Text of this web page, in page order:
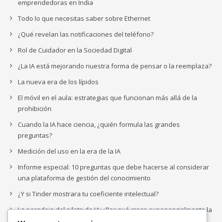
emprendedoras en India
Todo lo que necesitas saber sobre Ethernet
¿Qué revelan las notificaciones del teléfono?
Rol de Cuidador en la Sociedad Digital
¿La IA está mejorando nuestra forma de pensar o la reemplaza?
La nueva era de los lípidos
El móvil en el aula: estrategias que funcionan más allá de la
prohibición
Cuando la IA hace ciencia, ¿quién formula las grandes
preguntas?
Medición del uso en la era de la IA
Informe especial: 10 preguntas que debe hacerse al considerar
una plataforma de gestión del conocimiento
¿Y si Tinder mostrara tu coeficiente intelectual?
La paradoja del piloto de IA: ¿Por qué crece exponencialmente la